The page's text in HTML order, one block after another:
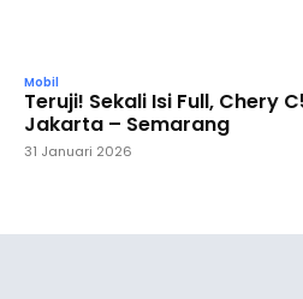
Mobil
Teruji! Sekali Isi Full, Chery
Jakarta – Semarang
31 Januari 2026